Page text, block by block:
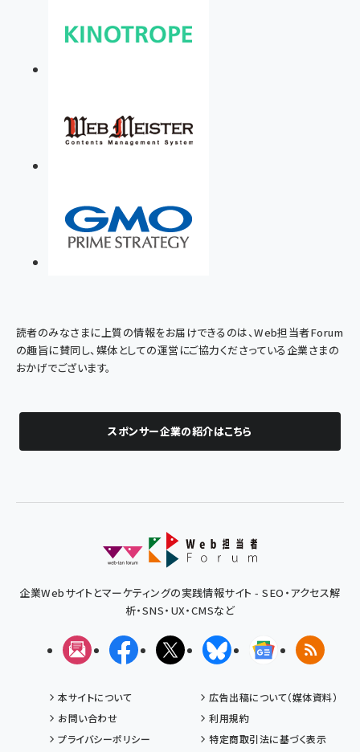
読者のみなさまに上質の情報をお届けできるのは、Web担当者Forum
の趣旨に賛同し、媒体としての運営にご協力くださっている企業さまの
おかげでございます。
スポンサー企業の紹介はこちら
企業Webサイトとマーケティングの実践情報サイト - SEO・アクセス解
析・SNS・UX・CMSなど
メルマガFacebookX(エックス)BlueskyGoogleニュ
RSS
本サイトについて
広告出稿について（媒体資料）
お問い合わせ
利用規約
プライバシーポリシー
特定商取引法に基づく表示